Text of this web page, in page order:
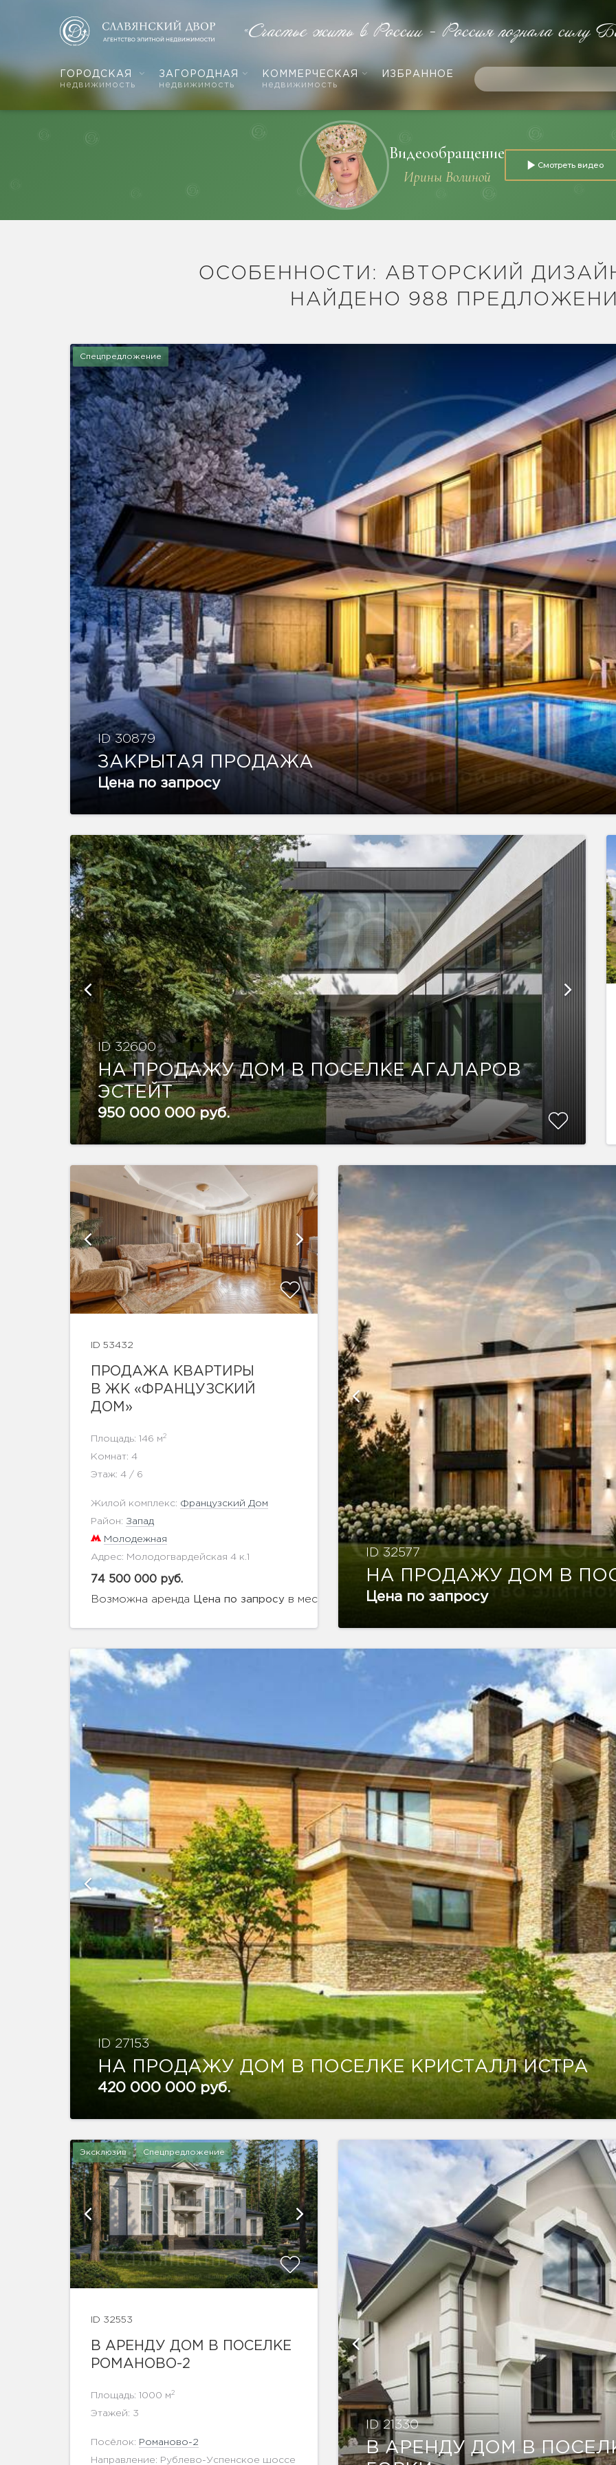
ГОРОДСКАЯ
недвижимость
ЗАГОРОДНАЯ
недвижимость
КОММЕРЧЕСКАЯ
недвижимость
ИЗБРАННОЕ
«Счастье жить в России - Россия познала силу
Видеообращение
Ирины Волиной
Смотреть видео
ОСОБЕННОСТИ: АВТОРСКИЙ
НАЙДЕНО 988
Спецпредложение
ID 30879
ЗАКРЫТАЯ ПРОДАЖА
Цена по запросу
ID 32600
НА ПРОДАЖУ ДОМ В ПОСЕЛКЕ АГАЛАРОВ
ЭСТЕЙТ
950 000 000 руб.
показать ещё 86 фотографий
ID 53432
ПРОДАЖА КВАРТИРЫ
В ЖК «ФРАНЦУЗСКИЙ
ДОМ»
Площадь: 146 м2
Комнат: 4
Этаж: 4 / 6
Жилой комплекс: Французский Дом
Район: Запад
Молодежная
Адрес: Молодогвардейская 4 к.1
74 500 000 руб.
Возможна аренда
Цена по запросу в месяц
показать ещё 10 фотографий
ID 32577
НА ПРОДАЖУ ДОМ В
Цена по запросу
ID 27153
НА ПРОДАЖУ ДОМ В ПОСЕЛКЕ КРИСТАЛЛ ИСТРА
420 000 000 руб.
Эксклюзив Спецпредложение
ID 32553
В АРЕНДУ ДОМ В ПОСЕЛКЕ
РОМАНОВО-2
Площадь: 1000 м2
Этажей: 3
Посёлок: Романово-2
Направление: Рублево-Успенское шоссе
показать ещё 43 фотографии
ID 21330
В АРЕНДУ ДОМ В